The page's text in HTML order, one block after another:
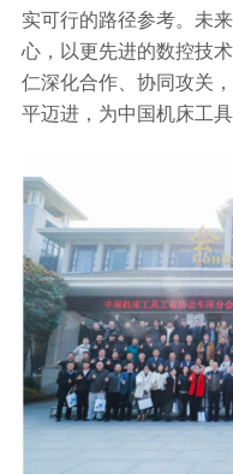
实可行的路径参考。未
心，以更先进的数控技
仁深化合作、协同攻关
平迈进，为中国机床工